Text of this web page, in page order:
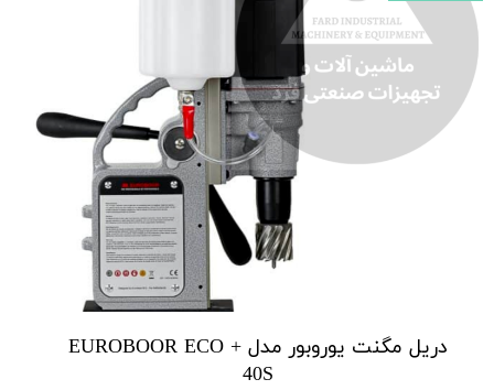
دریل مگنت یوروبور مدل + EUROBOOR ECO
40S